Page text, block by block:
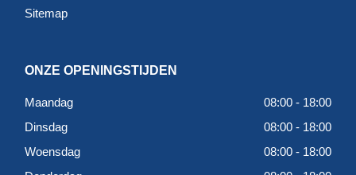
Sitemap
ONZE OPENINGSTIJDEN
Maandag
08:00 - 18:00
Dinsdag
08:00 - 18:00
Woensdag
08:00 - 18:00